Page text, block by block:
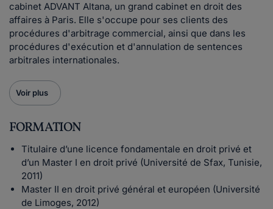
cabinet ADVANT Altana, un grand cabinet en droit des
affaires à Paris. Elle s'occupe pour ses clients des
procédures d'arbitrage commercial, ainsi que dans les
procédures d'exécution et d'annulation de sentences
arbitrales internationales.
Voir plus
FORMATION
Titulaire d’une licence fondamentale en droit privé et
d’un Master I en droit privé (Université de Sfax, Tunisie,
2011)
Master II en droit privé général et européen (Université
de Limoges, 2012)